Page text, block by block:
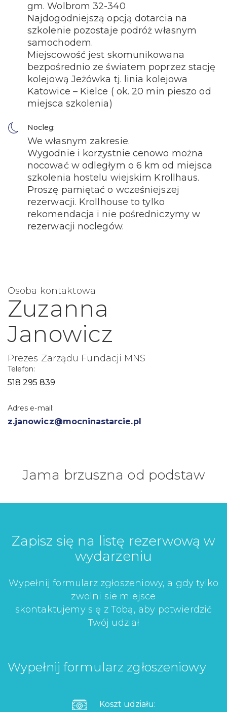
gm. Wolbrom 32-340
Najdogodniejszą opcją dotarcia na
szkolenie pozostaje podróż własnym
samochodem.
Miejscowość jest skomunikowana
bezpośrednio ze światem poprzez stację
kolejową Jeżówka tj. linia kolejowa
Katowice – Kielce ( ok. 20 min pieszo od
miejsca szkolenia)
Nocleg:
We własnym zakresie.
Wygodnie i korzystnie cenowo można
nocować w odległym o 6 km od miejsca
szkolenia hostelu wiejskim Krollhaus.
Proszę pamiętać o wcześniejszej
rezerwacji. Krollhouse to tylko
rekomendacja i nie pośredniczymy w
rezerwacji noclegów.
Osoba kontaktowa
Zuzanna
Janowicz
Prezes Zarządu Fundacji MNS
Telefon:
518 295 839
Adres e-mail:
z.janowicz@mocninastarcie.pl
Jama brzuszna od podstaw
Zapisz się na listę rezerwową w
wydarzeniu
Wypełnij formularz zgłoszeniowy, a gdy tylko
zwolni sie miejsce
skontaktujemy się z Tobą, aby potwierdzić
Twój udział
Wypełnij formularz zgłoszeniowy
Koszt udziału: